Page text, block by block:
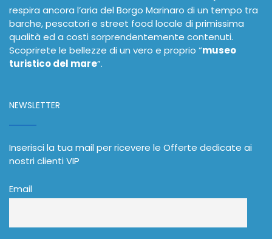
respira ancora l’aria del Borgo Marinaro di un tempo tra
barche, pescatori e street food locale di primissima
qualità ed a costi sorprendentemente contenuti.
Scoprirete le bellezze di un vero e proprio “museo
turistico del mare”.
NEWSLETTER
Inserisci la tua mail per ricevere le Offerte dedicate ai
nostri clienti VIP
Email